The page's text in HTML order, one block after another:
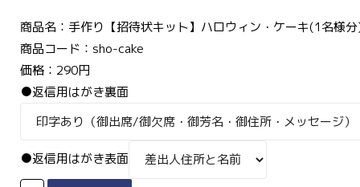
商品名：手作り【招待状キット】ハロウィン・ケーキ(1名様
商品コード：sho-cake
価格：290円
●返信用はがき裏面
●返信用はがき表面